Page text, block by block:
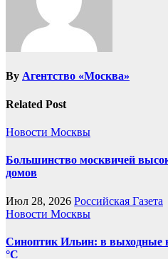
By Агентство «Москва»
Related Post
Новости Москвы
Большинство москвичей
домов
Июл 28, 2026 Российская Газета
Новости Москвы
Синоптик Ильин: в выходные
°C